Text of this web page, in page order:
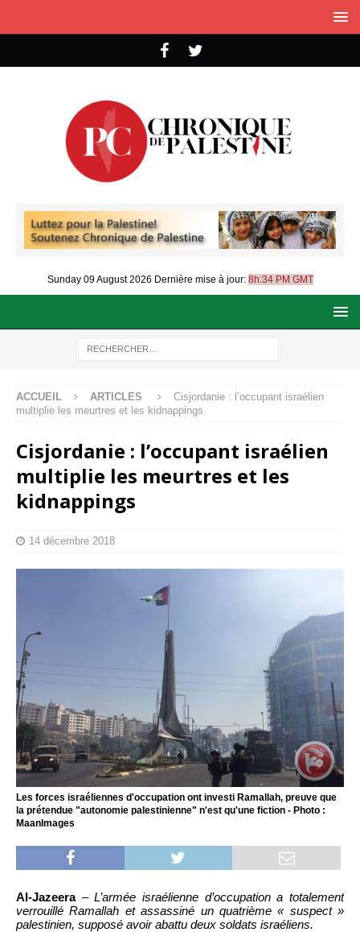
Sunday 09 August 2026 Dernière mise à jour: 8h:34 PM GMT
ACCUEIL ARTICLES
Cisjordanie : l’occupant israélien
multiplie les meurtres et les kidnappings
Cisjordanie : l’occupant israélien
multiplie les meurtres et les
kidnappings
14 décembre 2018
Les forces israéliennes d'occupation ont investi Ramallah, preuve que
la prétendue "autonomie palestinienne" n'est qu'une fiction - Photo :
MaanImages
Al-Jazeera–L’armée israélienne d’occupation a totalement
verrouillé Ramallah et assassiné un quatrième « suspect »
palestinien, supposé avoir abattu deux soldats israéliens.